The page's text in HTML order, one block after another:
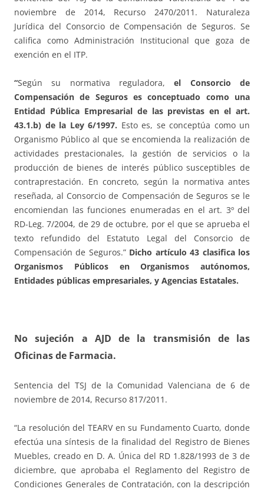
noviembre de 2014, Recurso 2470/2011. Naturaleza
Jurídica del Consorcio de Compensación de Seguros. Se
califica como Administración Institucional que goza de
exención en el ITP.
“Según su normativa reguladora,el Consorcio de
Compensación de Seguros es conceptuado como una
Entidad Pública Empresarial de las previstas en el art.
43.1.b) de la Ley 6/1997. Esto es, se conceptúa como un
Organismo Público al que se encomienda la realización de
actividades prestacionales, la gestión de servicios o la
producción de bienes de interés público susceptibles de
contraprestación. En concreto, según la normativa antes
reseñada, al Consorcio de Compensación de Seguros se le
encomiendan las funciones enumeradas en el art. 3º del
RD-Leg. 7/2004, de 29 de octubre, por el que se aprueba el
texto refundido del Estatuto Legal del Consorcio de
Compensación de Seguros.” Dicho artículo 43 clasifica los
Organismos Públicos en Organismos autónomos,
Entidades públicas empresariales, y Agencias Estatales.
No sujeción a AJD de la transmisión de las
Oficinas de Farmacia.
Sentencia del TSJ de la Comunidad Valenciana de 6 de
noviembre de 2014, Recurso 817/2011.
“La resolución del TEARV en su Fundamento Cuarto, donde
efectúa una síntesis de la finalidad del Registro de Bienes
Muebles, creado en D. A. Única del RD 1.828/1993 de 3 de
diciembre, que aprobaba el Reglamento del Registro de
Condiciones Generales de Contratación, con la descripción